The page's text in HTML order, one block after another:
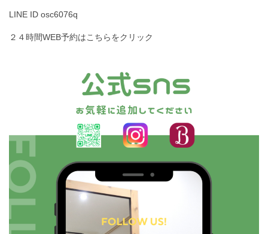
LINE ID osc6076q
２４時間WEB予約はこちらをクリック